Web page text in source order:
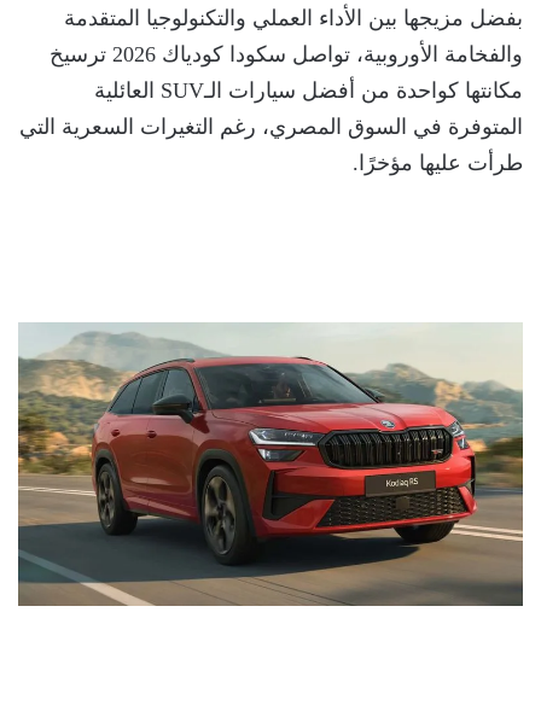
بفضل مزيجها بين الأداء العملي والتكنولوجيا المتقدمة
والفخامة الأوروبية، تواصل سكودا كودياك 2026 ترسيخ
مكانتها كواحدة من أفضل سيارات الـSUV العائلية
المتوفرة في السوق المصري، رغم التغيرات السعرية التي
طرأت عليها مؤخرًا.